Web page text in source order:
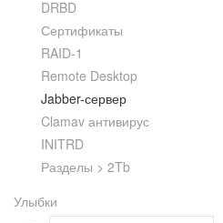
DRBD
Сертификаты
RAID-1
Remote Desktop
Jabber-сервер
Clamav антивирус
INITRD
Разделы > 2Tb
Улыбки